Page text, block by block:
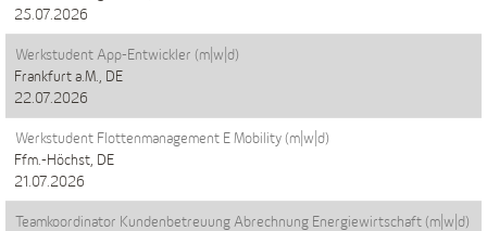
25.07.2026
Werkstudent App-Entwickler (m|w|d)
Frankfurt a.M., DE
22.07.2026
Werkstudent Flottenmanagement E Mobility (m|w|d)
Ffm.-Höchst, DE
21.07.2026
Teamkoordinator Kundenbetreuung Abrechnung Energiewirtschaft (m|w|d)